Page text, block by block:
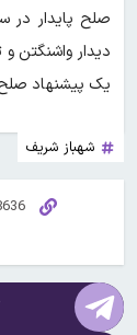
صلح پایدار
دیدار واشنگتن
یک پیشنهاد صلح
شهباز شریف